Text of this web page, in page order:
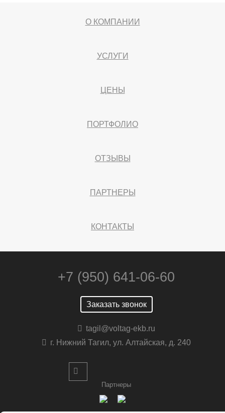
О КОМПАНИИ
УСЛУГИ
ЦЕНЫ
ПОРТФОЛИО
ОТЗЫВЫ
ПАРТНЕРЫ
КОНТАКТЫ
+7 (950) 641-06-60
Заказать звонок
tagil@voltag-ekb.ru
г. Нижний Тагил, ул. Алтайская, д. 240
Партнеры